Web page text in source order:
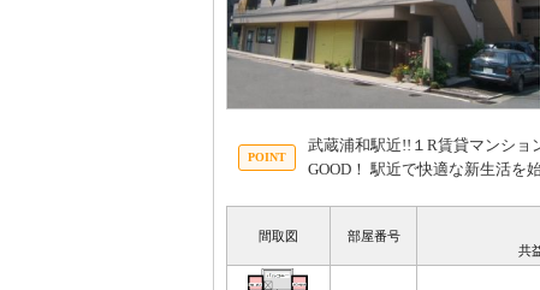
武蔵浦和駅近!!１R賃貸マンショ
GOOD！ 駅近で快適な新生活を
間取図 部屋番号
共